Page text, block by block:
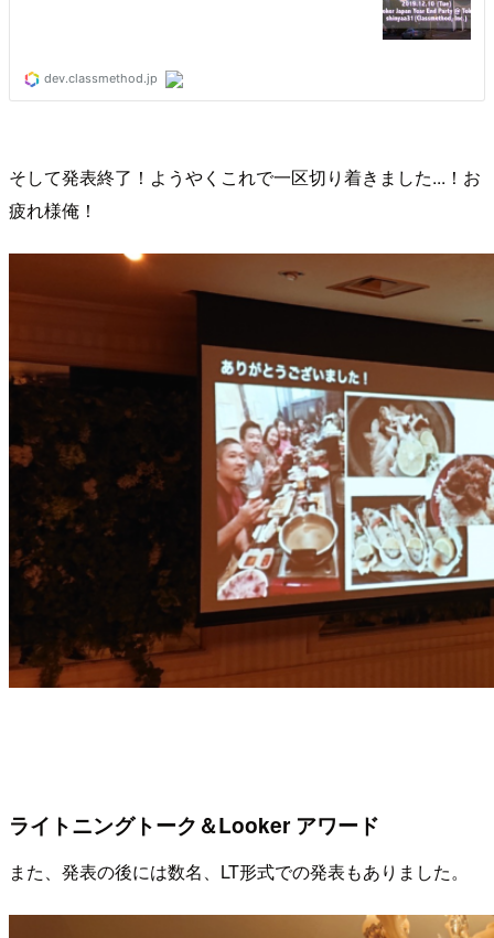
そして発表終了！ようやくこれで一区切り着きました...！お
疲れ様俺！
ライトニングトーク＆Looker アワード
また、発表の後には数名、LT形式での発表もありました。